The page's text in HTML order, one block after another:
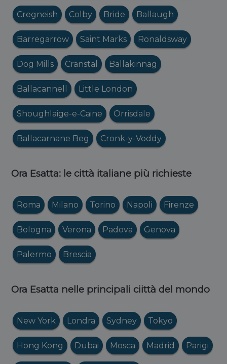
Cregneish Colby Bride Ballaugh
Barregarrow Saint Marks Ronaldsway
Dog Mills Cranstal Ballakinnag
Ballacannell Little London
Shoughlaige-e-Caine Orrisdale
Ballacarnane Beg Cronk-y-Voddy
Ora Esatta: le città italiane più richieste
Roma Milano Torino Napoli Firenze
Bologna Verona Padova Genova
Palermo Brescia
Ora Esatta nelle principali ciittà del mondo
New York Londra Sydney Tokyo
Hong Kong Dubai Mosca Madrid Parigi